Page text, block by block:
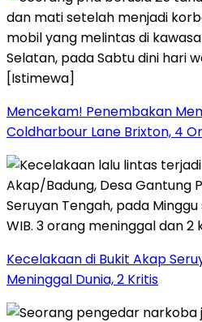
Mencekam! Penembakan
Coldharbour Lane Brixton, 4
Kecelakaan di Bukit Akap
Meninggal Dunia, 2 Kritis